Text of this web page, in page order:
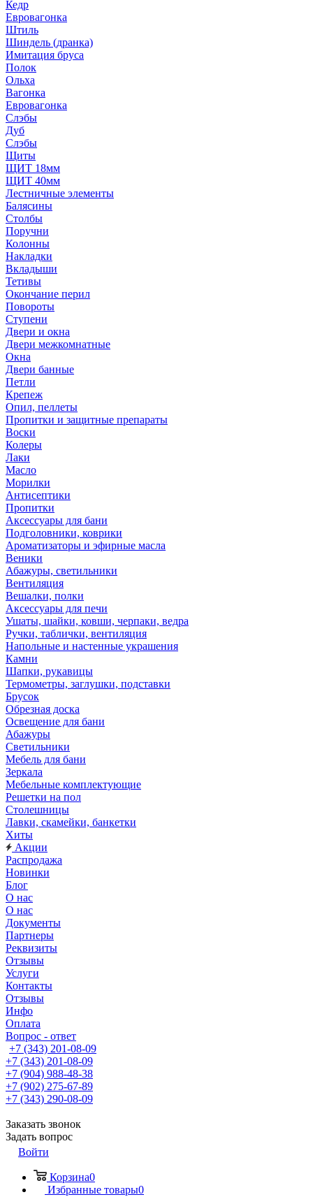
Кедр
Евровагонка
Штиль
Шиндель (дранка)
Имитация бруса
Полок
Ольха
Вагонка
Евровагонка
Слэбы
Дуб
Слэбы
Щиты
ЩИТ 18мм
ЩИТ 40мм
Лестничные элементы
Балясины
Столбы
Поручни
Колонны
Накладки
Вкладыши
Тетивы
Окончание перил
Повороты
Ступени
Двери и окна
Двери межкомнатные
Окна
Двери банные
Петли
Крепеж
Опил, пеллеты
Пропитки и защитные препараты
Воски
Колеры
Лаки
Масло
Морилки
Антисептики
Пропитки
Аксессуары для бани
Подголовники, коврики
Ароматизаторы и эфирные масла
Веники
Абажуры, светильники
Вентиляция
Вешалки, полки
Аксессуары для печи
Ушаты, шайки, ковши, черпаки, ведра
Ручки, таблички, вентиляция
Напольные и настенные украшения
Камни
Шапки, рукавицы
Термометры, заглушки, подставки
Брусок
Обрезная доска
Освещение для бани
Абажуры
Светильники
Мебель для бани
Зеркала
Мебельные комплектующие
Решетки на пол
Столешницы
Лавки, скамейки, банкетки
Хиты
Акции
Распродажа
Новинки
Блог
О нас
О нас
Документы
Партнеры
Реквизиты
Отзывы
Услуги
Контакты
Отзывы
Инфо
Оплата
Вопрос - ответ
+7 (343) 201-08-09
+7 (343) 201-08-09
+7 (904) 988-48-38
+7 (902) 275-67-89
+7 (343) 290-08-09
Заказать звонок
Задать вопрос
Войти
Корзина0
Избранные товары0